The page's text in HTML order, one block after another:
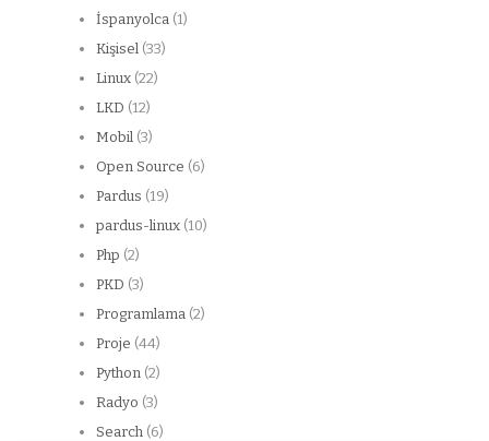
İspanyolca (1)
Kişisel (33)
Linux (22)
LKD (12)
Mobil (3)
Open Source (6)
Pardus (19)
pardus-linux (10)
Php (2)
PKD (3)
Programlama (2)
Proje (44)
Python (2)
Radyo (3)
Search (6)